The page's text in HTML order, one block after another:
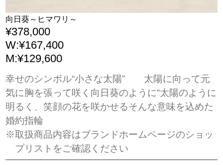
向日葵～ヒマワリ～
¥378,000
W:¥167,400
M:¥129,600
幸せのシンボル“小さな太陽” 太陽に向って元
気に胸を張って咲く向日葵のように“太陽のように
明るく、笑顔の花を咲かせるそんな意味を込めた
婚約指輪
※取扱商品内容はブランドホームページのショッ
プリストをご確認ください